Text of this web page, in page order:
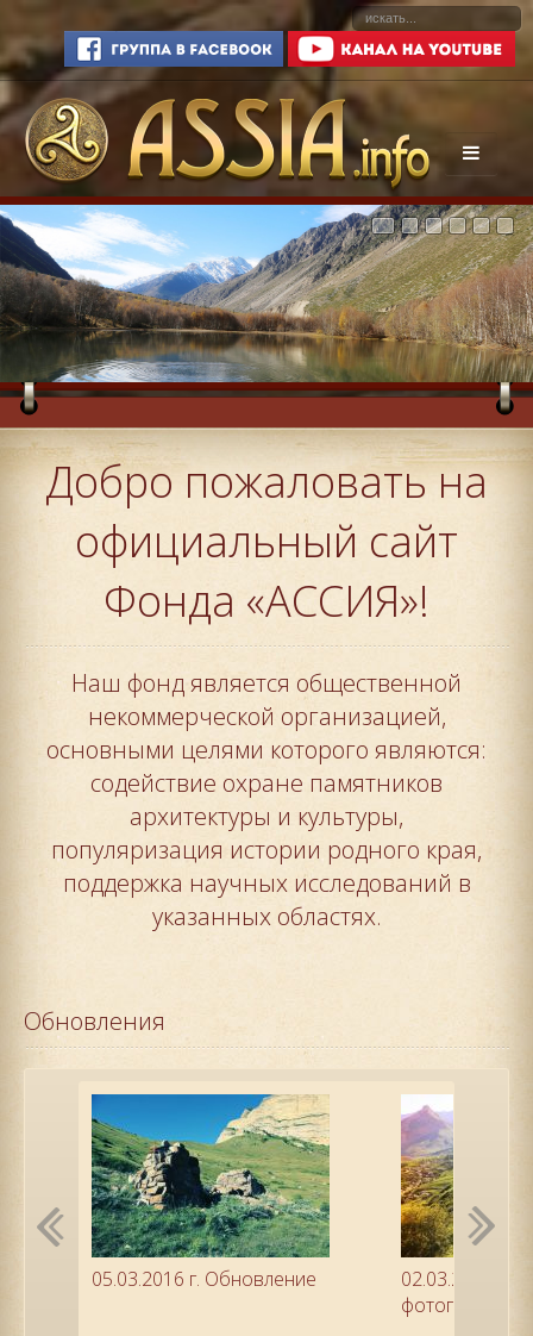
Добро пожаловать на
официальный сайт
Фонда «АССИЯ»!
Наш фонд является общественной
некоммерческой организацией,
основными целями которого являются:
содействие охране памятников
архитектуры и культуры,
популяризация истории родного края,
поддержка научных исследований в
указанных областях.
Обновления
05.03.2016 г. Обновление
02.03.2016 г.
фотографии